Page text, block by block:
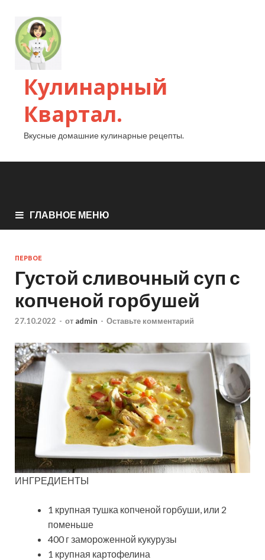
Кулинарный
Квартал.
Вкусные домашние кулинарные рецепты.
ГЛАВНОЕ МЕНЮ
ПЕРВОЕ
Густой сливочный суп с
копченой горбушей
27.10.2022 - от admin - Оставьте комментарий
ИНГРЕДИЕНТЫ
1 крупная тушка копченой горбуши, или 2
поменьше
400 г замороженной кукурузы
1 крупная картофелина